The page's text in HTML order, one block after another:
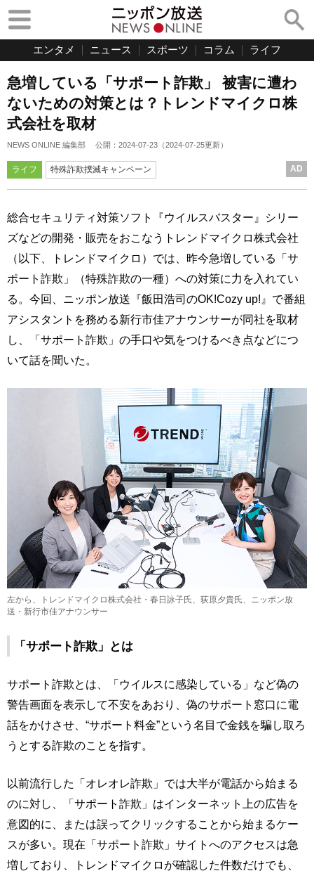
エンタメ ニュース スポーツ コラム ライフ
急増している「サポート詐欺」 被害に遭わ
ないための対策とは？トレンドマイクロ株
式会社を取材
NEWS ONLINE 編集部 公開： 2024-07-23 （2024-07-25更新）
ライフ 特殊詐欺撲滅キャンペーン AD
総合セキュリティ対策ソフト『ウイルスバスター』シリー
ズなどの開発・販売をおこなうトレンドマイクロ株式会社
（以下、トレンドマイクロ）では、昨今急増している「サ
ポート詐欺」（特殊詐欺の一種）への対策に力を入れてい
る。今回、ニッポン放送『飯田浩司のOK!Cozy up!』で番組
アシスタントを務める新行市佳アナウンサーが同社を取材
し、「サポート詐欺」の手口や気をつけるべき点などにつ
いて話を聞いた。
左から、トレンドマイクロ株式会社・春日詠子氏、荻原夕貴氏、ニッポン放
送・新行市佳アナウンサー
「サポート詐欺」とは
サポート詐欺とは、「ウイルスに感染している」など偽の
警告画面を表示して不安をあおり、偽のサポート窓口に電
話をかけさせ、“サポート料金”という名目で金銭を騙し取ろ
うとする詐欺のことを指す。
以前流行した「オレオレ詐欺」では大半が電話から始まる
のに対し、「サポート詐欺」はインターネット上の広告を
意図的に、または誤ってクリックすることから始まるケー
スが多い。現在「サポート詐欺」サイトへのアクセスは急
増しており、トレンドマイクロが確認した件数だけでも、